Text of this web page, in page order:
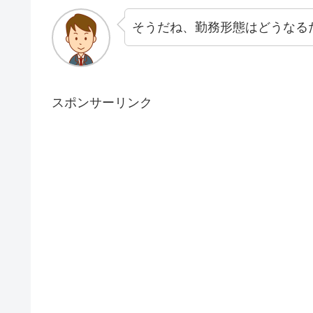
そうだね、勤務形態はどうなる
スポンサーリンク